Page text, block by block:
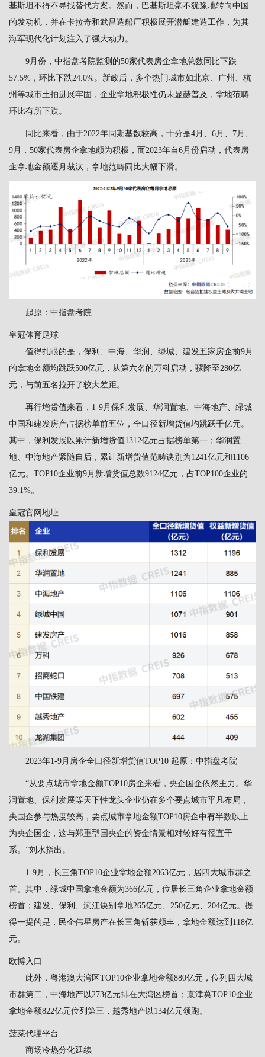
基斯坦不得不寻找替代方案。然而，巴基斯坦毫不犹豫地转向中国
的发动机，并在卡拉奇和武昌造船厂积极展开潜艇建造工作，为其
海军现代化计划注入了强大动力。
9月份，中指盘考院监测的50家代表房企拿地总数同比下跌
57.5%，环比下跌24.0%。新政后，多个热门城市如北京、广州、杭
州等城市土拍进展牢固，企业拿地积极性仍未显赫普及，拿地范畴
环比有所下跌。
同比来看，由于2022年同期基数较高，十分是4月、6月、7月、
9月，50家代表房企拿地颇为积极，而2023年自6月份启动，代表房
企拿地金额逐月裁汰，拿地范畴同比大幅下滑。
起原：中指盘考院
皇冠体育足球
值得扎眼的是，保利、中海、华润、绿城、建发五家房企前9月
的拿地金额均跳跃500亿元，从第六名的万科启动，骤降至280亿
元，与前五名拉开了较大差距。
再行增货值来看，1-9月保利发展、华润置地、中海地产、绿城
中国和建发房产占据榜单前五位，全口径新增货值均跳跃千亿元。
其中，保利发展以累计新增货值1312亿元占据榜单第一；华润置
地、中海地产紧随自后，累计新增货值范畴诀别为1241亿元和1106
亿元。TOP10企业前9月新增货值总数9124亿元，占TOP100企业的
39.1%。
皇冠官网地址
2023年1-9月房企全口径新增货值TOP10 起原：中指盘考院
“从要点城市拿地金额TOP10房企来看，央企国企依然主力。华
润置地、保利发展等天下性龙头企业仍在多个要点城市平凡布局，
央国企参与热度较高，要点城市拿地金额TOP10房企中有半数以上
为央企国企，这与郑重型国央企的资金情景相对较好有径直干
系。”刘水指出。
1-9月，长三角TOP10企业拿地金额2063亿元，居四大城市群之
首。其中，绿城中国拿地金额为366亿元，位居长三角企业拿地金额
榜首；建发、保利、滨江诀别拿地265亿元、250亿元、204亿元。提
得一提的是，民企伟星房产在长三角斩获颇丰，拿地金额达到118亿
元。
欧博入口
此外，粤港澳大湾区TOP10企业拿地金额880亿元，位列四大城
市群第二，中海地产以273亿元排在大湾区榜首；京津冀TOP10企业
拿地金额822亿元位列第三，越秀地产以134亿元领跑。
菠菜代理平台
商场冷热分化延续